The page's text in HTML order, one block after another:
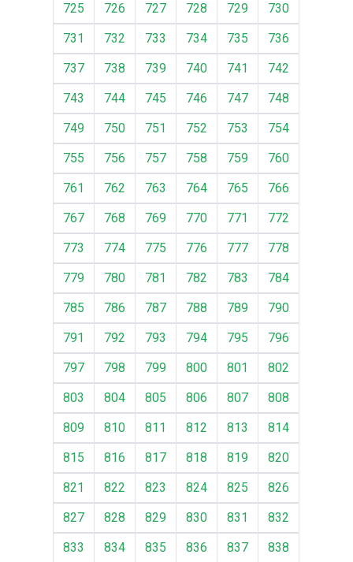
725
726 727 728 729
730
731
732 733 734 735
736
737
738 739 740 741
742
743
744 745 746 747
748
749
750 751 752 753
754
755
756 757 758 759
760
761
762 763 764 765
766
767
768 769 770 771
772
773
774 775 776 777
778
779
780 781 782 783
784
785
786 787 788 789
790
791
792 793 794 795
796
797
798 799 800 801
802
803
804 805 806 807
808
809
810 811 812 813
814
815
816 817 818 819
820
821
822 823 824 825
826
827
828 829 830 831
832
833
834 835 836 837 838